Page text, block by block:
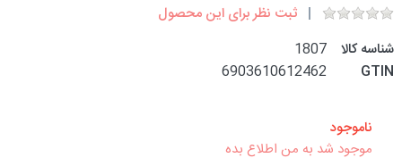
ثبت نظر برای این محصول
شناسه کالا
1807
GTIN
6903610612462
ناموجود
موجود شد به من اطلاع بده